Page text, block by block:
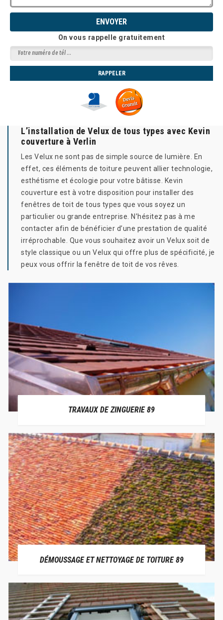
On vous rappelle gratuitement
L’installation de Velux de tous types avec Kevin
couverture à Verlin
Les Velux ne sont pas de simple source de lumière. En
effet, ces éléments de toiture peuvent allier technologie,
esthétisme et écologie pour votre bâtisse. Kevin
couverture est à votre disposition pour installer des
fenêtres de toit de tous types que vous soyez un
particulier ou grande entreprise. N’hésitez pas à me
contacter afin de bénéficier d’une prestation de qualité
irréprochable. Que vous souhaitez avoir un Velux soit de
style classique ou un Velux qui offre plus de spécificité, je
peux vous offrir la fenêtre de toit de vos rêves.
TRAVAUX DE ZINGUERIE 89
DÉMOUSSAGE ET NETTOYAGE DE TOITURE 89